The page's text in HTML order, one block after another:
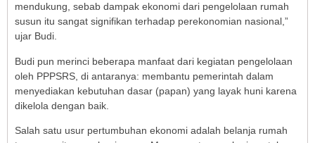
mendukung, sebab dampak ekonomi dari pengelolaan rumah
susun itu sangat signifikan terhadap perekonomian nasional,”
ujar Budi.
Budi pun merinci beberapa manfaat dari kegiatan pengelolaan
oleh PPPSRS, di antaranya: membantu pemerintah dalam
menyediakan kebutuhan dasar (papan) yang layak huni karena
dikelola dengan baik.
Salah satu usur pertumbuhan ekonomi adalah belanja rumah